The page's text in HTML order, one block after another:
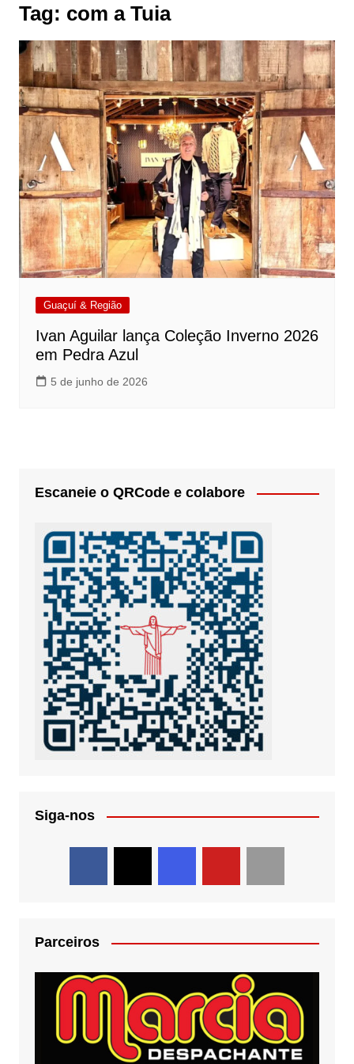
Tag: com a Tuia
Guaçuí & Região
Ivan Aguilar lança Coleção Inverno 2026
em Pedra Azul
5 de junho de 2026
Escaneie o QRCode e colabore
Siga-nos
Parceiros